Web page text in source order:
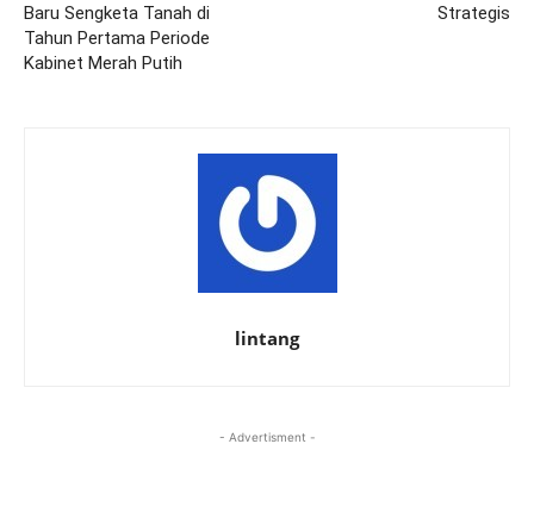
Baru Sengketa Tanah di
Tahun Pertama Periode
Kabinet Merah Putih
Strategis
lintang
- Advertisment -